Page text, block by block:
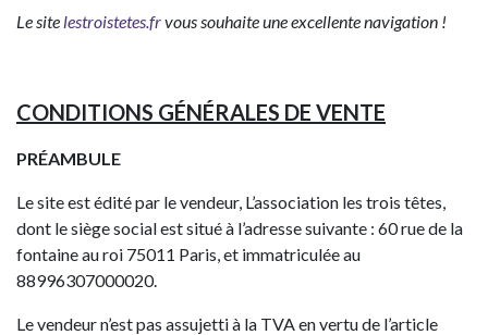
Le site lestroistetes.frvous souhaite une excellente navigation !
CONDITIONS GÉNÉRALES DE VENTE
PRÉAMBULE
Le site est édité par le vendeur, L’association les trois têtes,
dont le siège social est situé à l’adresse suivante : 60 rue de la
fontaine au roi 75011 Paris, et immatriculée au
88996307000020.
Le vendeur n’est pas assujetti à la TVA en vertu de l’article